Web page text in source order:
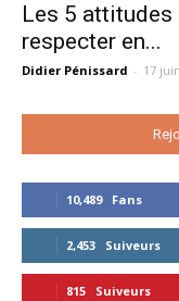
Les 5 attitudes
respecter en...
Didier Pénissard - 17
10,489 Fans
2,453 Suiveurs
815 Suiveurs